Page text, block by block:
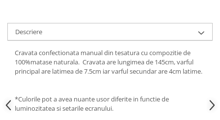
Descriere
Cravata confectionata manual din tesatura cu compozitie de
100%matase naturala. Cravata are lungimea de 145cm, varful
principal are latimea de 7.5cm iar varful secundar are 4cm latime.
*Culorile pot a avea nuante usor diferite in functie de
luminozitatea si setarile ecranului.